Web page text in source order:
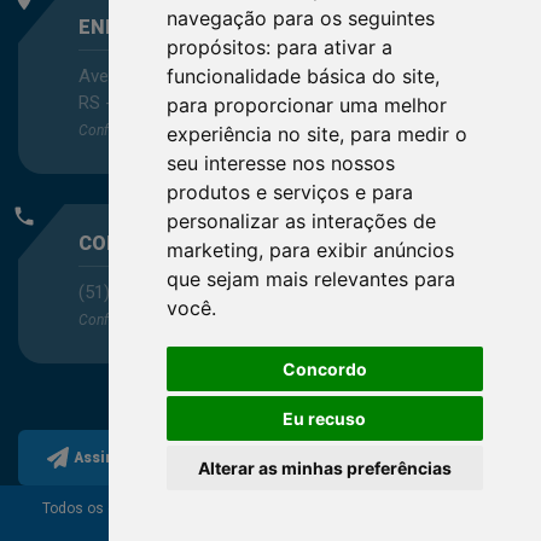
navegação para os seguintes
propósitos: para ativar a
funcionalidade básica do site,
para proporcionar uma melhor
experiência no site, para medir o
seu interesse nos nossos
produtos e serviços e para
personalizar as interações de
marketing, para exibir anúncios
que sejam mais relevantes para
você.
Concordo
Eu recuso
Alterar as minhas preferências
ENDEREÇO
Avenida Itaqui, 45, Bairro Petrópolis, Porto Alegre -
RS - CEP 90460-140
Confira as demaislocalizações no Estado
phone
CONTATO
(51) 3330-5659
Confira os e-mailsaqui
Assine a nossa newsletter
Todos os direitos reservados ao Conselho Regional de